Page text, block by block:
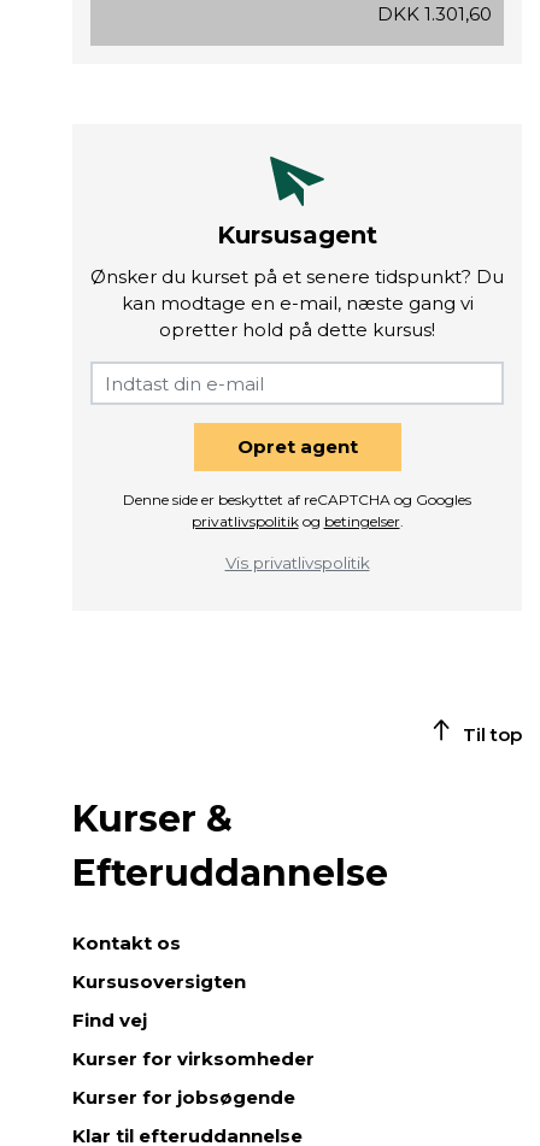
DKK 1.301,60
Kursusagent
Ønsker du kurset på et senere tidspunkt? Du
kan modtage en e-mail, næste gang vi
opretter hold på dette kursus!
Opret agent
Denne side er beskyttet af reCAPTCHA og Googles
privatlivspolitikog betingelser.
Vis privatlivspolitik
Til top
Kurser &
Efteruddannelse
Kontakt os
Kursusoversigten
Find vej
Kurser for virksomheder
Kurser for jobsøgende
Klar til efteruddannelse